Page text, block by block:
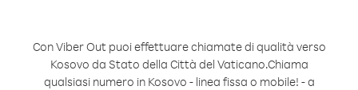
Con Viber Out puoi effettuare chiamate di qualità verso
Kosovo da Stato della Città del Vaticano.Chiama
qualsiasi numero in Kosovo - linea fissa o mobile! - a